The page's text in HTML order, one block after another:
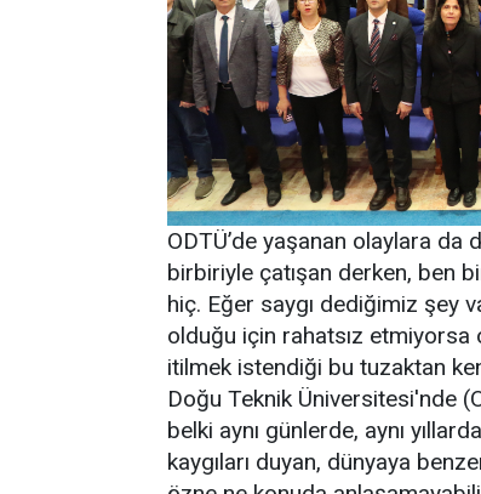
ODTÜ’de yaşanan olaylara
birbiriyle çatışan derken, ben
hiç. Eğer saygı dediğimiz şey
olduğu için rahatsız
itilmek istendiği bu tuzaktan
Doğu Teknik Üniversitesi'nde
belki aynı günlerde, aynı
kaygıları duyan, dünyaya